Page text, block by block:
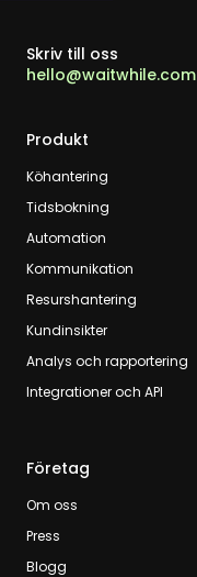
Skriv till oss
hello@waitwhile.com
Produkt
Köhantering
Tidsbokning
Automation
Kommunikation
Resurshantering
Kundinsikter
Analys och rapportering
Integrationer och API
Företag
Om oss
Press
Blogg